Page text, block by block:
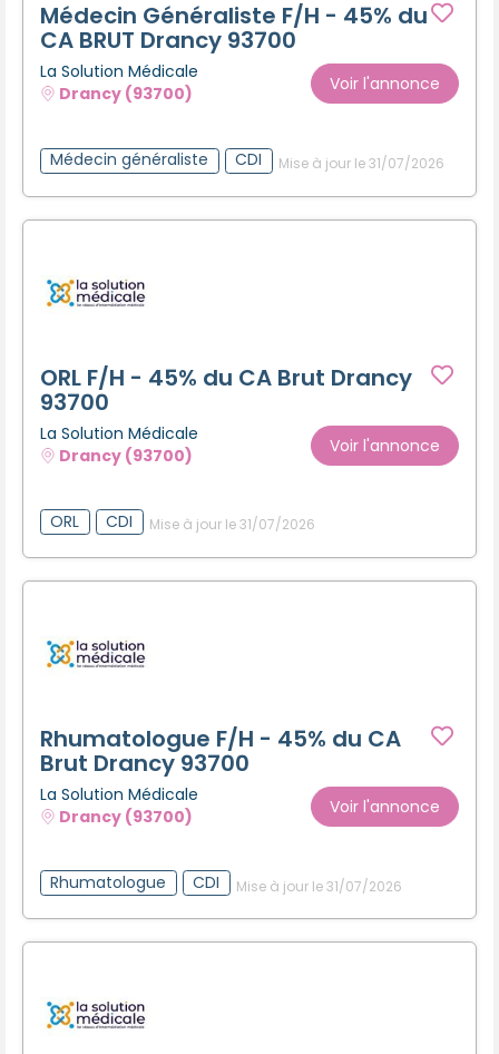
Médecin Généraliste F/H - 45% du
CA BRUT Drancy 93700
La Solution Médicale
Drancy (93700)
Voir l'annonce
Médecin généraliste CDI Mise à jour le 31/07/2026
ORL F/H - 45% du CA Brut Drancy
93700
La Solution Médicale
Drancy (93700)
Voir l'annonce
ORL CDI Mise à jour le 31/07/2026
Rhumatologue F/H - 45% du CA
Brut Drancy 93700
La Solution Médicale
Drancy (93700)
Voir l'annonce
Rhumatologue CDI Mise à jour le 31/07/2026